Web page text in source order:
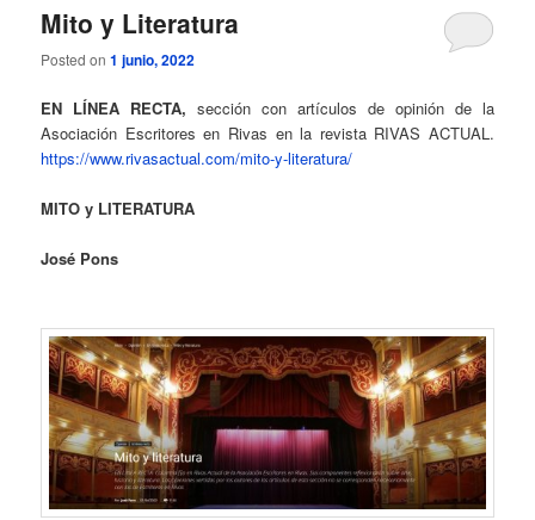
Mito y Literatura
Posted on1 junio, 2022
EN LÍNEA RECTA,sección con artículos de opinión de la
Asociación Escritores en Rivas en la revista RIVAS ACTUAL.
https://www.rivasactual.com/mito-y-literatura/
MITO y LITERATURA
José Pons